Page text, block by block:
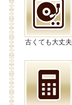
古くても大丈夫